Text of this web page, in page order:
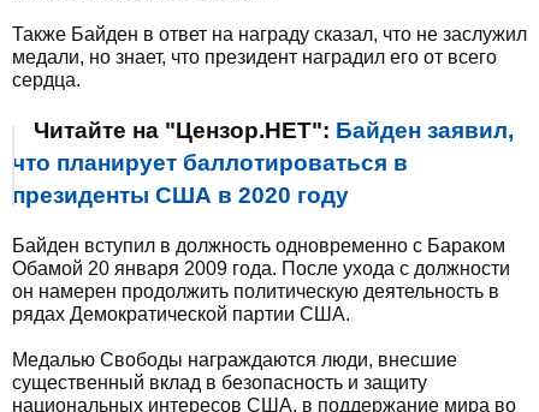
Также Байден в ответ на награду сказал, что не заслужил
медали, но знает, что президент наградил его от всего
сердца.
Читайте на "Цензор.НЕТ": Байден заявил,
что планирует баллотироваться в
президенты США в 2020 году
Байден вступил в должность одновременно с Бараком
Обамой 20 января 2009 года. После ухода с должности
он намерен продолжить политическую деятельность в
рядах Демократической партии США.
Медалью Свободы награждаются люди, внесшие
существенный вклад в безопасность и защиту
национальных интересов США, в поддержание мира во